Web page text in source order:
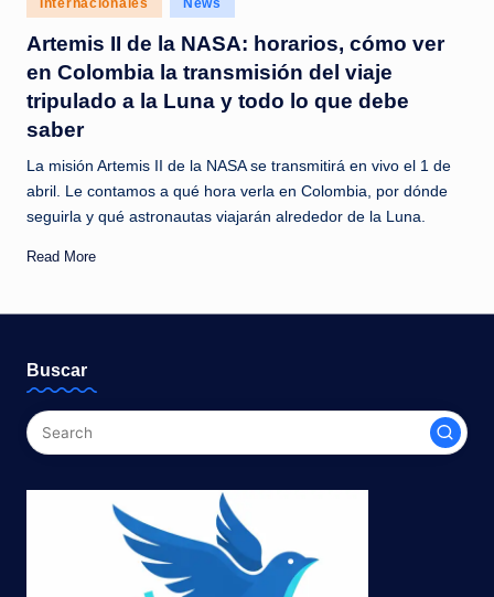
c
i
a
s
a
l
i
n
a
n
t
e
in
Internacionales News
Artemis II de la NASA: horarios, cómo ver
en Colombia la transmisión del viaje
tripulado a la Luna y todo lo que debe
saber
La misión Artemis II de la NASA se transmitirá en vivo el 1 de
abril. Le contamos a qué hora verla en Colombia, por dónde
seguirla y qué astronautas viajarán alrededor de la Luna.
Read More
Buscar